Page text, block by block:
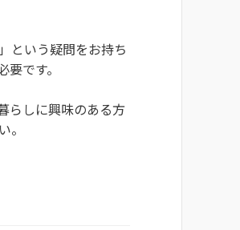
という疑問をお持ち
です。
らしに興味のある方
。